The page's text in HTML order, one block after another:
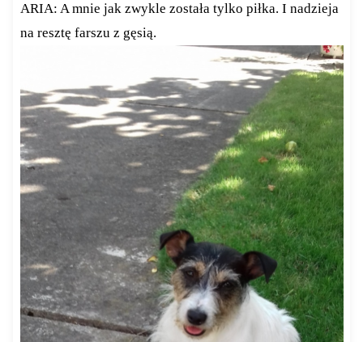
ARIA: A mnie jak zwykle została tylko piłka. I nadzieja
na resztę farszu z gęsią.